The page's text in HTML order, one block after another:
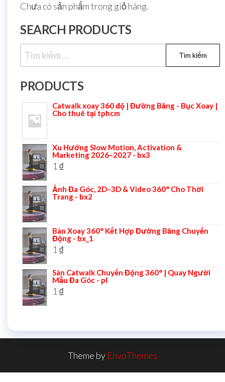
Chưa có sản phẩm trong giỏ hàng.
SEARCH PRODUCTS
PRODUCTS
Catwalk xoay 360 độ | Đường Băng - Bục Xoay |
Cho thuê tại tphcm
Xu Hướng Slow Motion, Activation &
Marketing 2026–2027 - bx3
1 ₫
Ảnh Đa Góc, 2D–3D & Video 360° Cho Thời
Trang - bx2
Bàn Xoay 360° Kết Hợp Đường Băng Chuyển
Động - bx_1
1 ₫
Sàn Catwalk Chuyển Động 360° | Quay Người
Mẫu Đa Góc - pl
1 ₫
Theme by EnvoThemes